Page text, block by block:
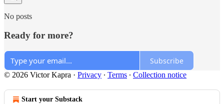
No posts
Ready for more?
Subscribe
© 2026 Victor Kapra · Privacy ∙ Terms ∙ Collection notice
Start your Substack